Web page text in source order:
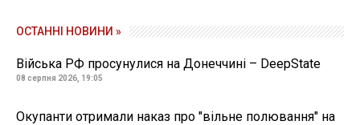
ОСТАННІ НОВИНИ »
Війська РФ просунулися на Донеччині – DeepState
08 серпня 2026, 19:05
Окупанти отримали наказ про "вільне полювання" на